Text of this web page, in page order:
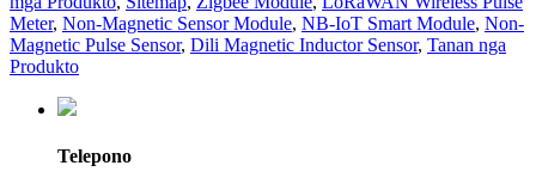
Meter, Non-Magnetic Sensor Module, NB-IoT Smart Module, Non-
Magnetic Pulse Sensor, Dili Magnetic Inductor Sensor, Tanan nga
Produkto
Telepono